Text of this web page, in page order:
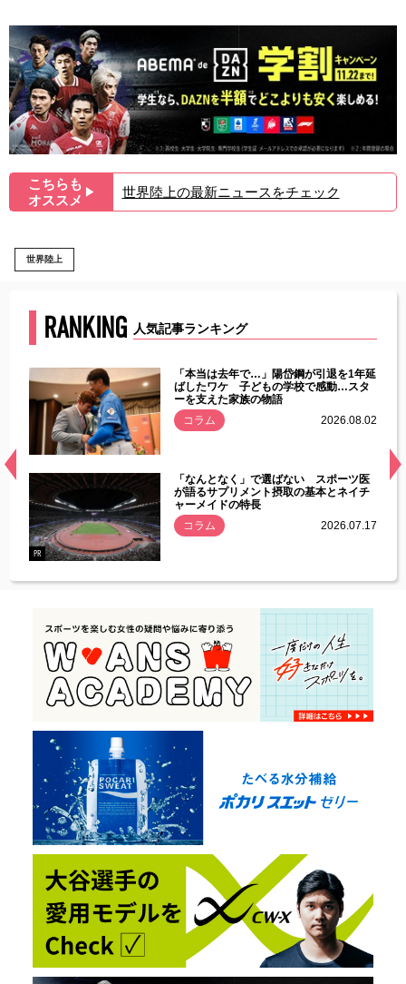
こちらも
オススメ ▶︎ 世界陸上の最新ニュースをチェック
世界陸上
RANKING 人気記事ランキング
常
「本当は去年で…」陽岱鋼が引退を1年延
ばしたワケ 子どもの学校で感動…スタ
ーを支えた家族の物語
コラム
2026.08.02
PR
「なんとなく」で選ばない スポーツ医
が語るサプリメント摂取の基本とネイチ
ャーメイドの特長
コラム
2026.07.17